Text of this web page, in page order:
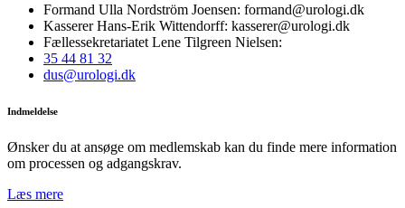
Formand Ulla Nordström Joensen: formand@urologi.dk
Kasserer Hans-Erik Wittendorff: kasserer@urologi.dk
Fællessekretariatet Lene Tilgreen Nielsen:
35 44 81 32
dus@urologi.dk
Indmeldelse
Ønsker du at ansøge om medlemskab kan du finde mere information
om processen og adgangskrav.
Læs mere